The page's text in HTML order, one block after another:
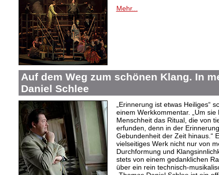
Mehr...
Auf dem Weg zum schönen Klang. In
Daniel Schlee
„Erinnerung ist etwas Heiliges“
einem Werkkommentar. „Um
Menschheit das Ritual, die von
erfunden, denn in der
Gebundenheit der Zeit hinaus.“
vielseitiges Werk nicht nur von
Durchformung und
stets von einem gedanklichen
über ein rein technisch-